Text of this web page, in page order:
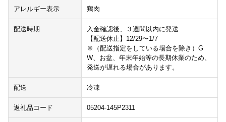
アレルギー表示 鶏肉
配送時期
入金確認後、３週間以内に発送
【配送休止】12/29〜1/7
※（配送指定をしている場合を除き）G
W、お盆、年末年始等の長期休業のため、
発送が遅れる場合があります。
配送 冷凍
返礼品コード 05204-145P2311